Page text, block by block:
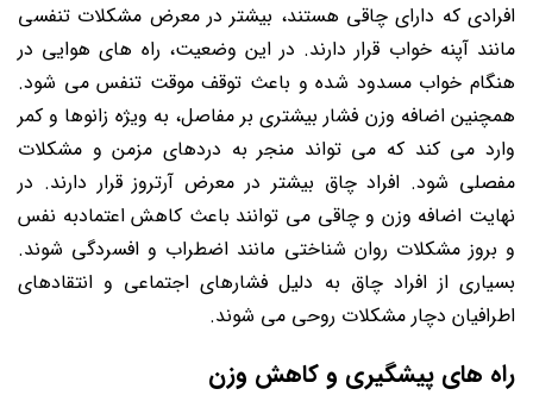
افرادی که دارای چاقی هستند، بیشتر در معرض مشکلات تنفسی
مانند آپنه خواب قرار دارند. در این وضعیت، راه های هوایی در
هنگام خواب مسدود شده و باعث توقف موقت تنفس می شود.
همچنین اضافه وزن فشار بیشتری بر مفاصل، به ویژه زانوها و کمر
وارد می کند که می تواند منجر به دردهای مزمن و مشکلات
مفصلی شود. افراد چاق بیشتر در معرض آرتروز قرار دارند. در
نهایت اضافه وزن و چاقی می توانند باعث کاهش اعتمادبه نفس
و بروز مشکلات روان شناختی مانند اضطراب و افسردگی شوند.
بسیاری از افراد چاق به دلیل فشارهای اجتماعی و انتقادهای
اطرافیان دچار مشکلات روحی می شوند.
راه های پیشگیری و کاهش وزن